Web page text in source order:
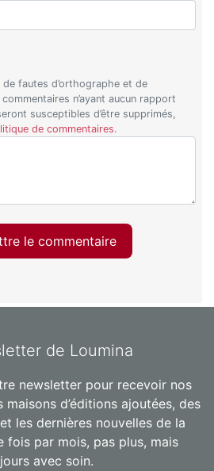
fautes d’orthographe et de
n’ayant aucun rapport
susceptibles d’être supprimés,
de commentaires.
le commentaire
de Loumina
newsletter pour recevoir nos
d’éditions ajoutées, des
les dernières nouvelles de la
fois par mois, pas plus, mais
avec soin.